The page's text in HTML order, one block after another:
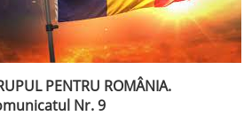
PENTRU ROMÂNIA.
Nr. 9